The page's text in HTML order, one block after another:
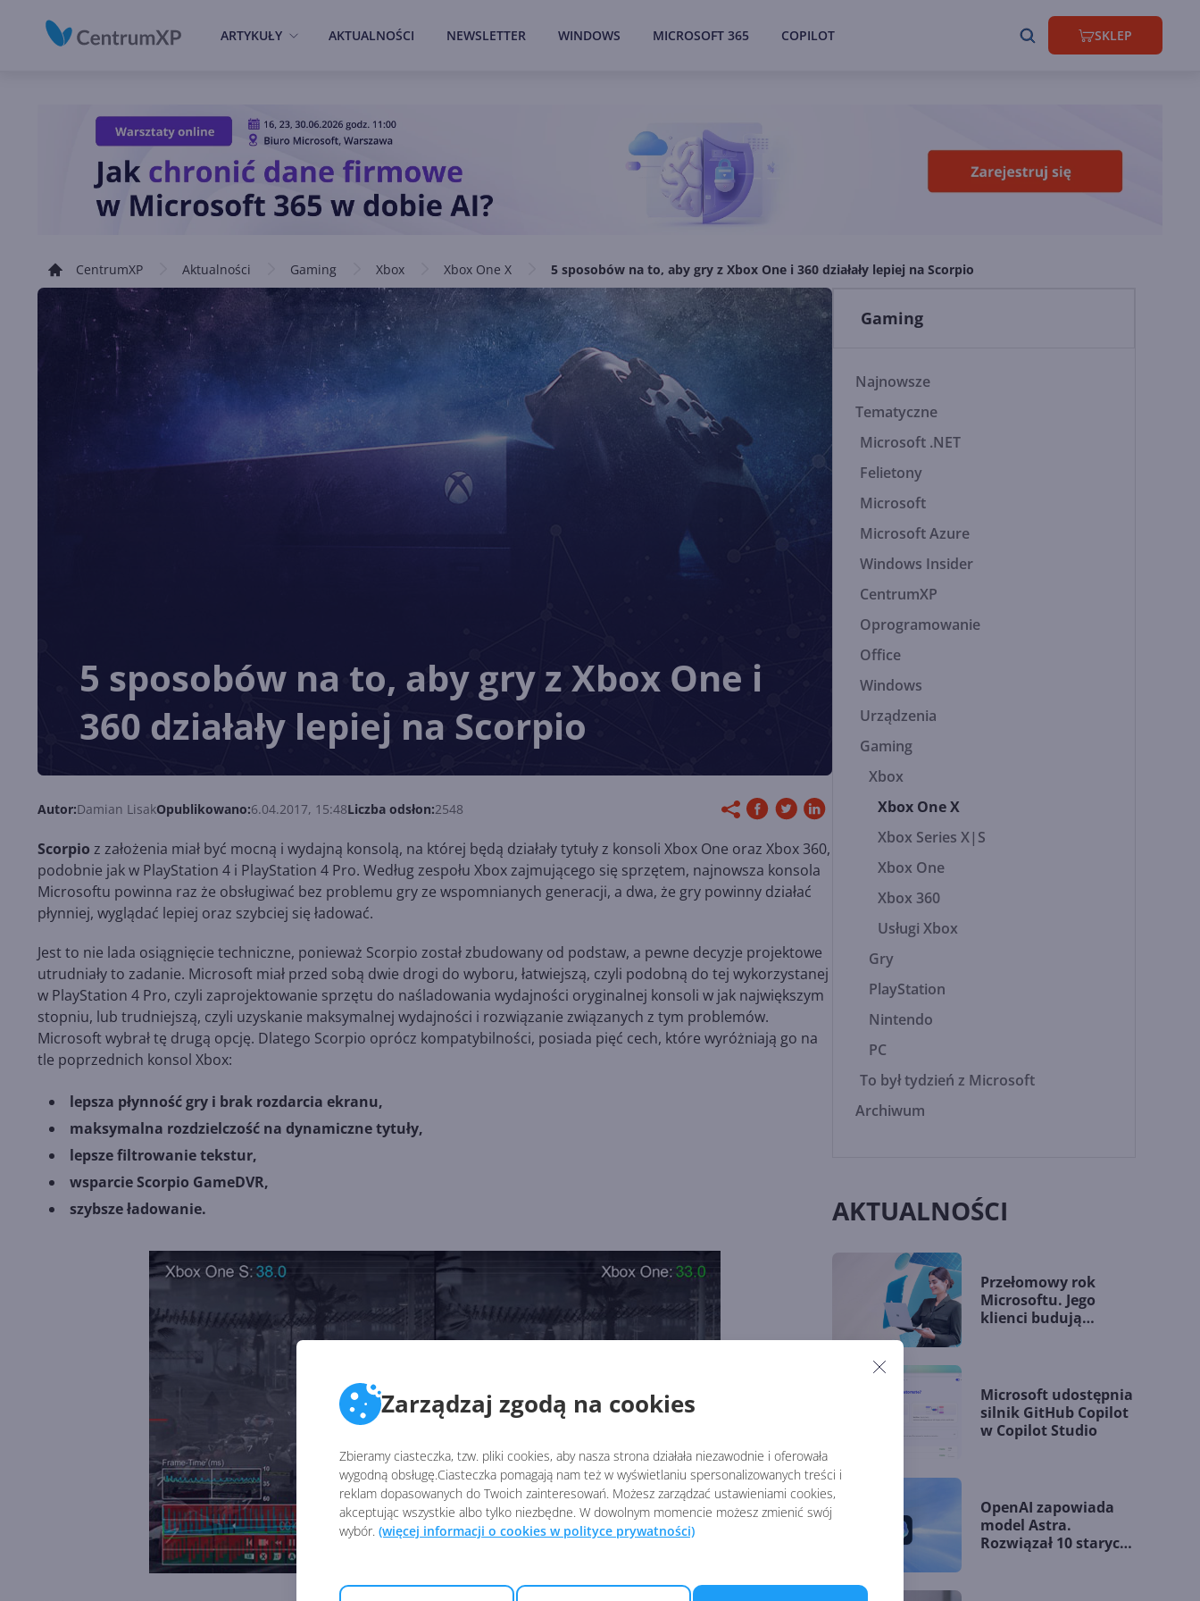
Zarządzaj zgodą na cookies
Zbieramy ciasteczka, tzw. pliki cookies, aby nasza strona działała niezawodnie i oferowała
wygodną obsługę.Ciasteczka pomagają nam też w wyświetlaniu spersonalizowanych treści i
reklam dopasowanych do Twoich zainteresowań. Możesz zarządzać ustawieniami cookies,
akceptując wszystkie albo tylko niezbędne. W dowolnym momencie możesz zmienić swój
wybór. (więcej informacji o cookies w polityce prywatności)
ARTYKUŁY AKTUALNOŚCI NEWSLETTER WINDOWS MICROSOFT 365 COPILOT SKLEP
CentrumXP Aktualności Gaming Xbox Xbox One X 5 sposobów na to, aby gry z Xbox One i 360 działały lepiej na Scorpio
5 sposobów na to, aby gry z Xbox One i
360 działały lepiej na Scorpio
Autor:Damian LisakOpublikowano:6.04.2017, 15:48Liczba odsłon:2548
Scorpio z założenia miał być mocną i wydajną konsolą, na której będą działały tytuły z konsoli Xbox One oraz Xbox 360,
podobnie jak w PlayStation 4 i PlayStation 4 Pro. Według zespołu Xbox zajmującego się sprzętem, najnowsza konsola
Microsoftu powinna raz że obsługiwać bez problemu gry ze wspomnianych generacji, a dwa, że gry powinny działać
płynniej, wyglądać lepiej oraz szybciej się ładować.
Jest to nie lada osiągnięcie techniczne, ponieważ Scorpio został zbudowany od podstaw, a pewne decyzje projektowe
utrudniały to zadanie. Microsoft miał przed sobą dwie drogi do wyboru, łatwiejszą, czyli podobną do tej wykorzystanej
w PlayStation 4 Pro, czyli zaprojektowanie sprzętu do naśladowania wydajności oryginalnej konsoli w jak największym
stopniu, lub trudniejszą, czyli uzyskanie maksymalnej wydajności i rozwiązanie związanych z tym problemów.
Microsoft wybrał tę drugą opcję. Dlatego Scorpio oprócz kompatybilności, posiada pięć cech, które wyróżniają go na
tle poprzednich konsol Xbox:
lepsza płynność gry i brak rozdarcia ekranu,
maksymalna rozdzielczość na dynamiczne tytuły,
lepsze filtrowanie tekstur,
wsparcie Scorpio GameDVR,
szybsze ładowanie.
Gaming
Najnowsze
Tematyczne
Microsoft .NET
Felietony
Microsoft
Microsoft Azure
Windows Insider
CentrumXP
Oprogramowanie
Office
Windows
Urządzenia
Gaming
Xbox
Xbox One X
Xbox Series X|S
Xbox One
Xbox 360
Usługi Xbox
Gry
PlayStation
Nintendo
PC
To był tydzień z Microsoft
Archiwum
AKTUALNOŚCI
Przełomowy rok
Microsoftu. Jego
klienci budują
Microsoft udostępnia
silnik GitHub Copilot
w Copilot Studio
OpenAI zapowiada
model Astra.
Rozwiązał 10 starych